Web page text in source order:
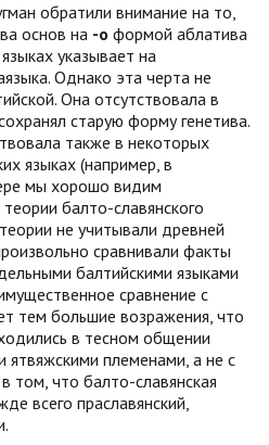
обратили внимание на то,
основ на -о формой аблатива
указывает на
Однако эта черта не
Она отсутствовала в
старую форму генетива.
также в некоторых
языках (например, в
мы хорошо видим
балто-славянского
не учитывали древней
сравнивали факты
балтийскими языками
сравнение с
тем большие возражения, что
в тесном общении
ятвяжскими племенами, а не с
том, что балто-славянская
всего праславянский,